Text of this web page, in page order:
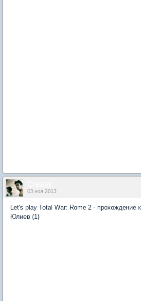
03 ноя 2013
Let's play Total War: Rome 2 - прохождение
Юлиев (1)